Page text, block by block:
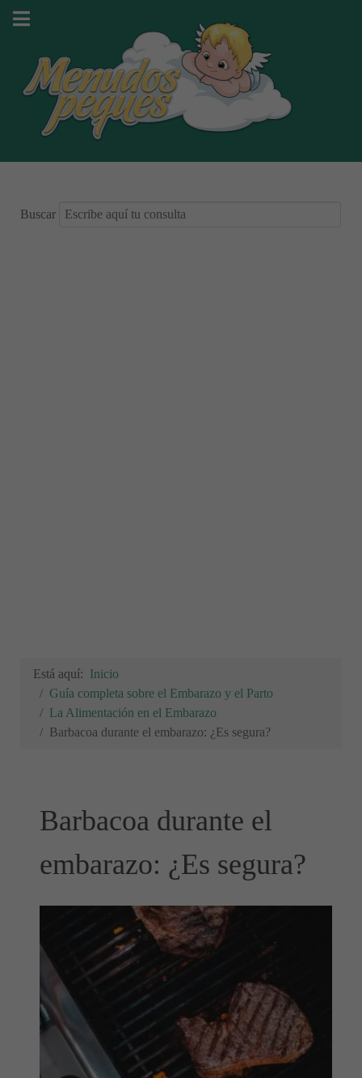
Buscar
Está aquí: Inicio
Guía completa sobre el Embarazo y el Parto
La Alimentación en el Embarazo
Barbacoa durante el embarazo: ¿Es segura?
Barbacoa durante el
embarazo: ¿Es segura?